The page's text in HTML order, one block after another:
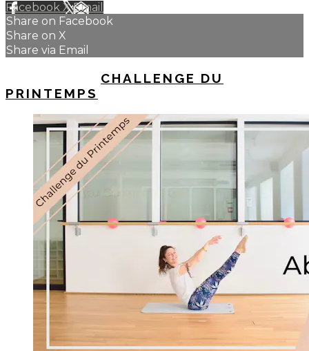
Facebook XEmail
Share on Facebook
Share on X
Share via Email
CHALLENGE DU
PRINTEMPS